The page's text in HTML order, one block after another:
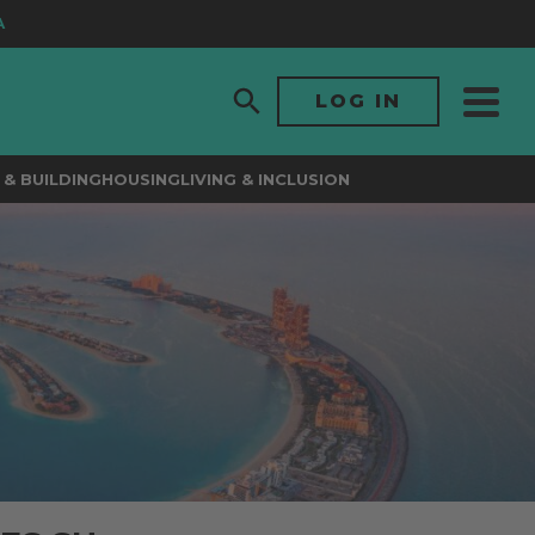
LOG IN
BUILDINGHOUSINGLIVING & INCLUSION